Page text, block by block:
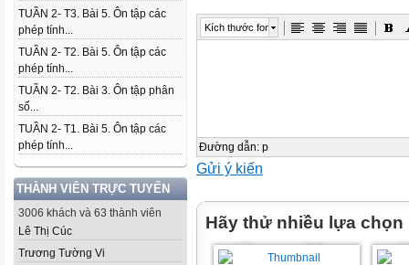
TUẦN 2- T3. Bài 5. Ôn tập các
phép tính...
TUẦN 2- T2. Bài 5. Ôn tập các
phép tính...
TUẦN 2- T2. Bài 3. Ôn tập phân
số...
TUẦN 2- T1. Bài 5. Ôn tập các
phép tính...
THÀNH VIÊN TRỰC TUYẾN
3006 khách và 63 thành viên
Lê Thị Cúc
Trương Tường Vi
Kích thước font
Đường dẫn: p
Gửi ý kiến
Hãy thử nhiều lựa chọn